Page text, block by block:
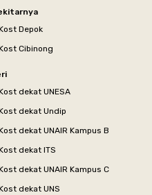
Depok
Cibinong
dekat UNESA
dekat Undip
dekat UNAIR Kampus B
dekat ITS
dekat UNAIR Kampus C
dekat UNS